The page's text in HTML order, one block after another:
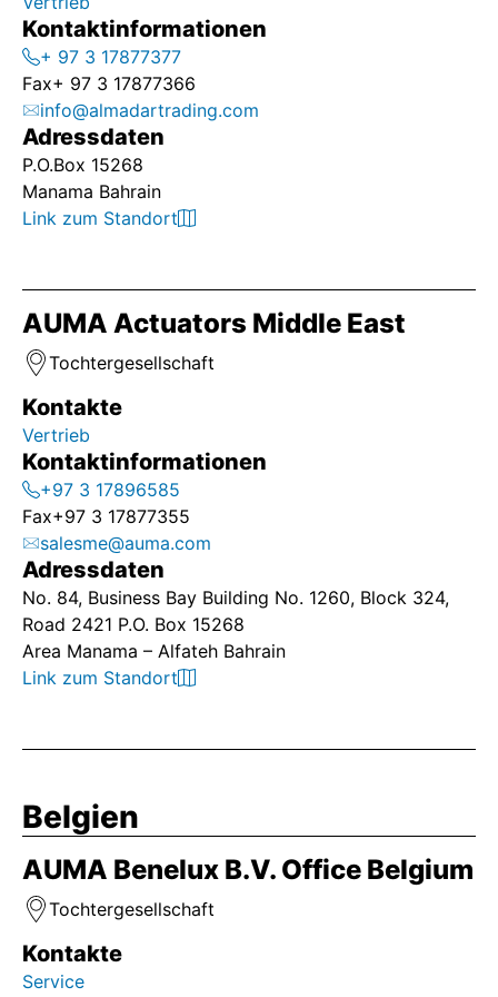
Kontaktinformationen
+ 97 3 17877377
Fax+ 97 3 17877366
info@almadartrading.com
Adressdaten
P.O.Box 15268
Manama Bahrain
Link zum Standort
AUMA Actuators Middle East
Tochtergesellschaft
Kontakte
Vertrieb
Kontaktinformationen
+97 3 17896585
Fax+97 3 17877355
salesme@auma.com
Adressdaten
No. 84, Business Bay Building No. 1260, Block 324,
Road 2421 P.O. Box 15268
Area Manama – Alfateh Bahrain
Link zum Standort
Belgien
AUMA Benelux B.V. Office Belgium
Tochtergesellschaft
Kontakte
Service